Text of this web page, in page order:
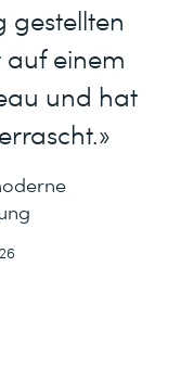
gestellten
auf einem
und hat